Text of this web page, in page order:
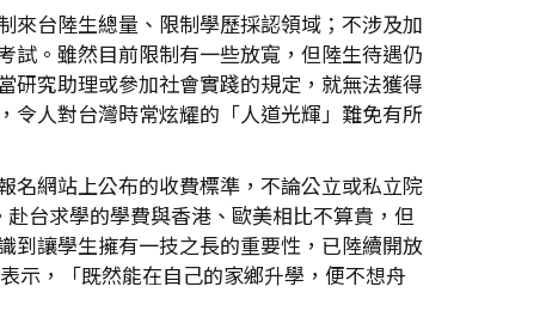
來台陸生總量、限制學歷採認領域；不涉及加
試。雖然目前限制有一些放寬，但陸生待遇仍
研究助理或參加社會實踐的規定，就無法獲得
令人對台灣時常炫耀的「人道光輝」難免有所
名網站上公布的收費標準，不論公立或私立院
台求學的學費與香港、歐美相比不算貴，但
到讓學生擁有一技之長的重要性，已陸續開放
示，「既然能在自己的家鄉升學，便不想舟